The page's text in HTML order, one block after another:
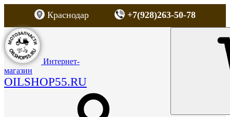
Краснодар +7(928)263-50-78
Интернет-
магазин
OILSHOP55.RU